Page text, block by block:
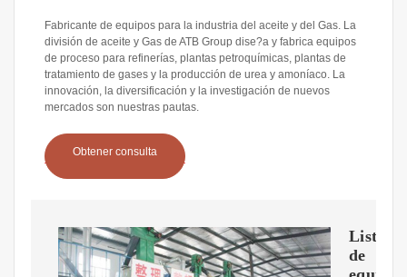
Fabricante de equipos para la industria del aceite y del Gas. La
división de aceite y Gas de ATB Group dise?a y fabrica equipos
de proceso para refinerías, plantas petroquímicas, plantas de
tratamiento de gases y la producción de urea y amoníaco. La
innovación, la diversificación y la investigación de nuevos
mercados son nuestras pautas.
Obtener consulta
Lista
de